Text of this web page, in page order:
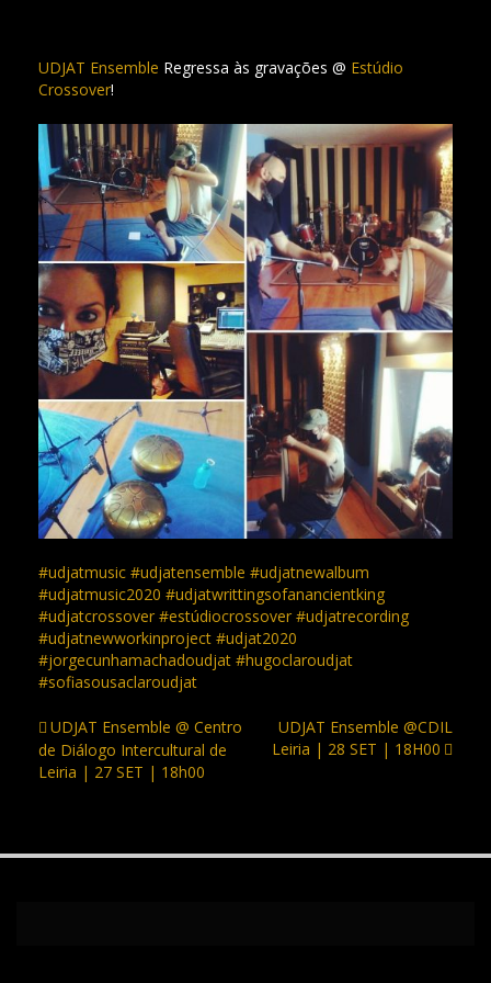
UDJAT Ensemble Regressa às gravações @ Estúdio
Crossover!
#udjatmusic #udjatensemble #udjatnewalbum
#udjatmusic2020 #udjatwrittingsofanancientking
#udjatcrossover #estúdiocrossover #udjatrecording
#udjatnewworkinproject #udjat2020
#jorgecunhamachadoudjat #hugoclaroudjat
#sofiasousaclaroudjat
Navegação
artigos
UDJAT Ensemble @ Centro
de Diálogo Intercultural de
Leiria | 27 SET | 18h00
UDJAT Ensemble @CDIL
Leiria | 28 SET | 18H00